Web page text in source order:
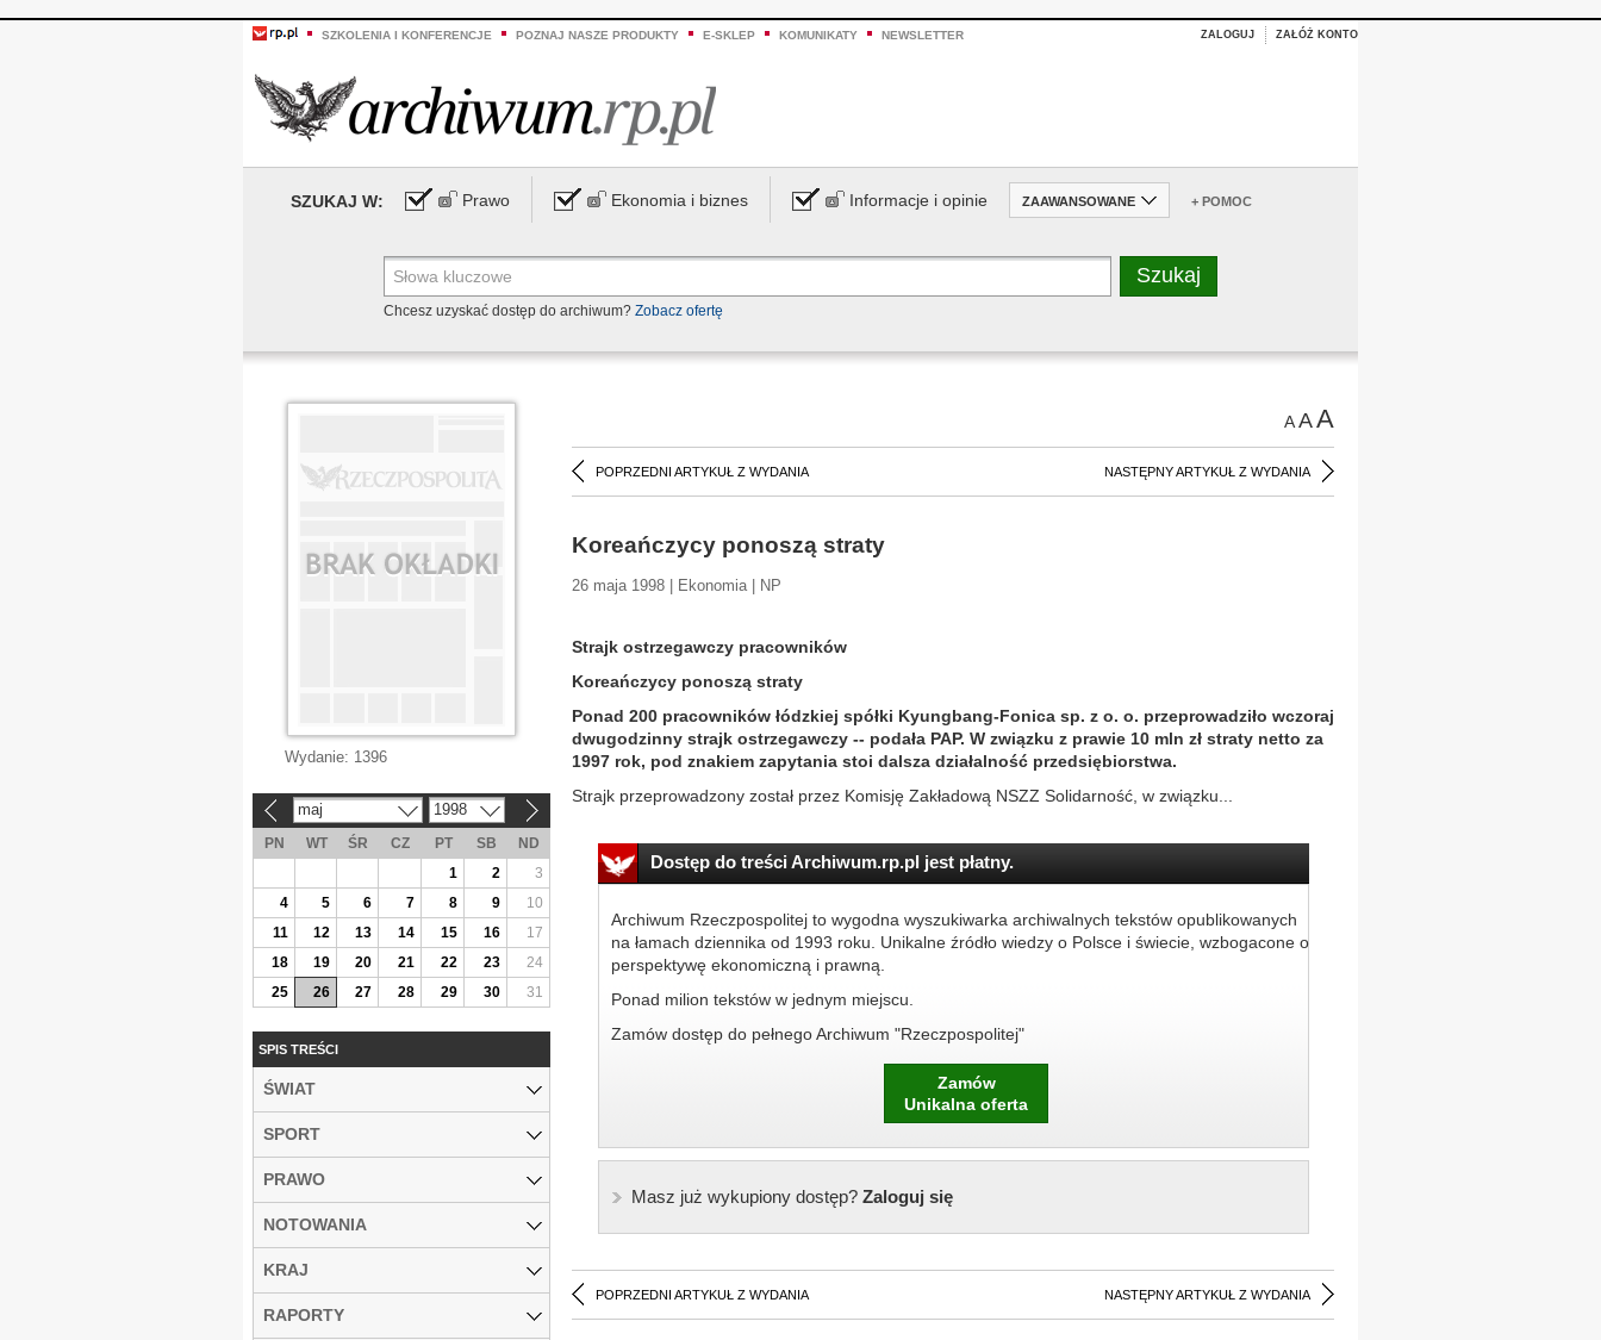
SZKOLENIA I KONFERENCJE POZNAJ NASZE PRODUKTY E-SKLEP KOMUNIKATY NEWSLETTER ZALOGUJ ZAŁÓŻ KONTO
SZUKAJ W: Prawo Ekonomia i biznes Informacje i opinie ZAAWANSOWANE + POMOC
Chcesz uzyskać dostęp do archiwum? Zobacz ofertę
AAA
POPRZEDNI ARTYKUŁ Z WYDANIA NASTĘPNY ARTYKUŁ Z WYDANIA
Koreańczycy ponoszą straty
26 maja 1998 | Ekonomia | NP
Strajk ostrzegawczy pracowników
Koreańczycy ponoszą straty
Ponad 200 pracowników łódzkiej spółki Kyungbang-Fonica sp. z o. o. przeprowadziło wczoraj
dwugodzinny strajk ostrzegawczy -- podała PAP. W związku z prawie 10 mln zł straty netto za
1997 rok, pod znakiem zapytania stoi dalsza działalność przedsiębiorstwa.
Strajk przeprowadzony został przez Komisję Zakładową NSZZ Solidarność, w związku...
Dostęp do treści Archiwum.rp.pl jest płatny.
Archiwum Rzeczpospolitej to wygodna wyszukiwarka archiwalnych tekstów opublikowanych
na łamach dziennika od 1993 roku. Unikalne źródło wiedzy o Polsce i świecie, wzbogacone o
perspektywę ekonomiczną i prawną.
Ponad milion tekstów w jednym miejscu.
Zamów dostęp do pełnego Archiwum "Rzeczpospolitej"
Zamów
Unikalna oferta
Masz już wykupiony dostęp?Zaloguj się
POPRZEDNI ARTYKUŁ Z WYDANIA NASTĘPNY ARTYKUŁ Z WYDANIA
Wydanie: 1396
maj 1998
PN WT ŚR CZ PT SB
ND
1
2
3
4
5 6 7 8 9
10
11
12 13 14 15 16
17
18
19 20 21 22 23
24
25
26 27 28 29 30 31
SPIS TREŚCI
ŚWIAT
SPORT
PRAWO
NOTOWANIA
KRAJ
RAPORTY